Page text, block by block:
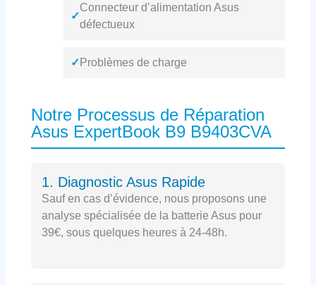
✓
Connecteur d’alimentation Asus
défectueux
✓ Problèmes de charge
Notre Processus de Réparation
Asus ExpertBook B9 B9403CVA
1. Diagnostic Asus Rapide
Sauf en cas d’évidence, nous proposons une
analyse spécialisée de la batterie Asus pour
39€, sous quelques heures à 24-48h.